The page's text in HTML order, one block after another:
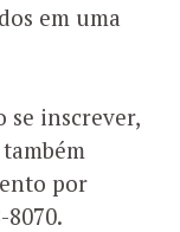
em uma
se inscrever,
por